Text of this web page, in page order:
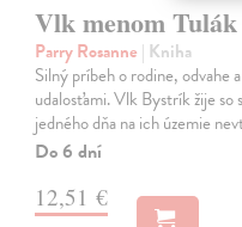
Vlk menom Tulák
Parry Rosanne | Kniha
Silný príbeh o rodine, odvahe
udalosťami. Vlk Bystrík žije so
jedného dňa na ich územie
Do 6 dní
12,51 €